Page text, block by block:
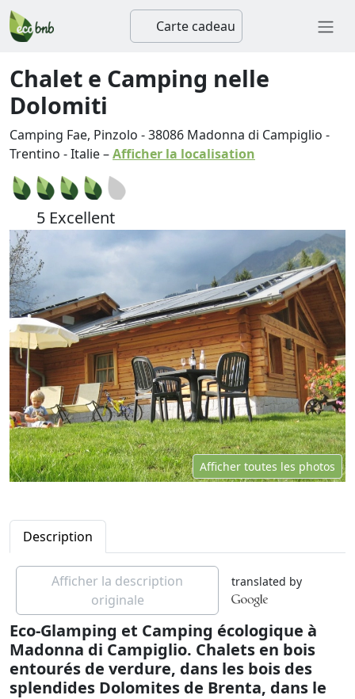
Carte cadeau
Chalet e Camping nelle
Dolomiti
Camping Fae, Pinzolo -38086 Madonna di Campiglio -
Trentino -Italie–Afficher la localisation
5 Excellent
Afficher toutes les photos
Description
Afficher la description
originale
translated by
Eco-Glamping et Camping écologique à
Madonna di Campiglio. Chalets en bois
entourés de verdure, dans les bois des
splendides Dolomites de Brenta, dans le